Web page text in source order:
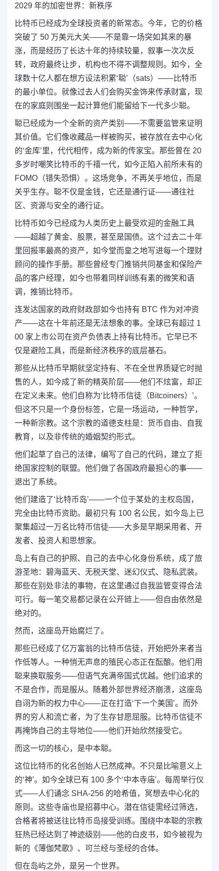
2029 年的加密世界：新秩序
比特币已经成为全球投资者的新常态。今年，它的价格
突破了 50 万美元大关——不是靠一场突如其来的暴
涨，而是经历了长达十年的持续较量，叙事一次次反
转，政府最终让步，机构也不得不调整规则。如今，全
球数十亿人都在想方设法积累‘聪’（sats）——比特币
的最小单位。就像过去人们会购买金饰来传承财富，现
在的家庭则围坐一起计算他们能留给下一代多少聪。
聪已经成为一个全新的资产类别——不需要监管来证明
其价值。它们像收藏品一样被购买，被存放在去中心化
的‘金库’里，代代相传，成为新的传家宝。那些曾在 20
多岁时嘲笑比特币的千禧一代，如今正陷入前所未有的
FOMO（错失恐惧）。这场竞争，不再关乎地位，而是
关乎生存。聪不仅是金钱，它还是通行证——通往社
区、资源与安全的通行证。
比特币如今已经成为人类历史上最受欢迎的金融工具
——超越了黄金、股票，甚至是国债。这个过去二十年
里回报率最高的资产，如今堂而皇之地写进每一个理财
顾问的操作手册。那些曾经专门推销共同基金和保险产
品的客户经理，如今也带着同样训练有素的微笑和语
调，推销比特币。
连发达国家的政府财政部如今也持有 BTC 作为对冲资
产——这在十年前还是无法想象的事。全球已有超过 1
00 家上市公司在资产负债表上持有比特币。它早已不
仅是避险工具，而是新经济秩序的底层基石。
那些从比特币早期就坚定持有、不在全世界质疑它时抛
售的人，如今成了新的精英阶层——他们不炫富，却正
在定义未来。他们自称为‘比特币信徒（Bitcoiners）’。
但这不只是一个身份标签，它是一场运动，一种哲学，
一种新宗教。这个宗教的道德支柱是：货币自由、自我
教育，以及非传统的婚姻契约形式。
他们起草了自己的法律，编写了自己的代码，建立了拒
绝国家控制的联盟。他们做了各国政府最担心的事——
退出了系统。
他们建造了‘比特币岛’——一个位于某处的主权岛国，
完全由比特币资助。最初只有 100 名公民，如今岛上已
聚集超过一万名比特币信徒——大多是早期采用者、开
发者、投资人和思想家。
岛上有自己的护照、自己的去中心化身份系统，成了旅
游圣地：碧海蓝天、无税天堂、迷幻仪式、隐私武装。
那些在别处非法的事物，在这里通过自我监管变得合法
可行。每一笔交易都记录在公开链上——但自由依然是
绝对的。
然而，这座岛开始腐烂了。
那些已经成了亿万富翁的比特币信徒，开始把外来者当
作低等人。一种悄无声息的殖民心态正在酝酿。他们用
聪来换取服务——但语气充满帝国式优越。他们追求的
不是合作，而是服从。随着外部世界经济崩溃，这座岛
自诩为新的权力中心——正在打造‘下一个美国’。而外
界的穷人和流亡者，为了生存甘愿屈服。比特币信徒不
再掩饰自己的主导地位——他们开始欣然接受它。
而这一切的核心，是中本聪。
这位比特币的化名创始人已然成神。不只是比喻意义上
的‘神’。如今全球已有 100 多个‘中本寺庙’。每周举行仪
式——人们诵念 SHA-256 的哈希值，冥想去中心化的
原则。这些寺庙也是招募中心。潜在信徒需经过筛选，
合格者将被送往比特币岛接受训练。围绕中本聪的宗教
狂热已经达到了神迹级别——他的白皮书，如今被视为
新的《薄伽梵歌》、可兰经与圣经的合体。
但在岛屿之外，是另一个世界。